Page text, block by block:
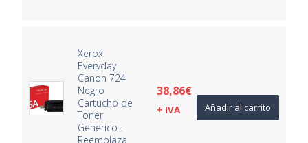
Xerox
Everyday
Canon 724
Negro
Cartucho de
Toner
Generico –
Reemplaza
38,86€
+ IVA Añadir al carrito